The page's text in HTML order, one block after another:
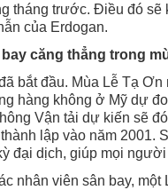
tháng trước. Điều đó sẽ
của Erdogan.
căng thẳng trong
bắt đầu. Mùa Lễ Tạ
hàng không ở Mỹ dự
Vận tải dự kiến sẽ
lập vào năm 2001.
đại dịch, giúp mọi
nhân viên sân bay,